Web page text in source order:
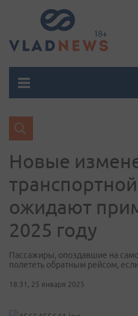
Новые
ожидают
2025 году
Пассажиры, опоздавшие на
полететь обратным рейсом,
18:31, 25 января 2025